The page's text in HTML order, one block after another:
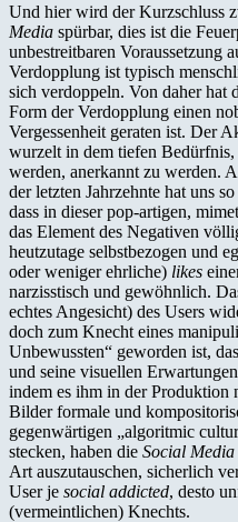
Und hier wird der Kurzschluss
Media spürbar, dies ist die
unbestreitbaren Voraussetzung
Verdopplung ist typisch
sich verdoppeln. Von daher hat
Form der Verdopplung einen
Vergessenheit geraten ist. Der
wurzelt in dem tiefen Bedürfnis,
werden, anerkannt zu werden.
der letzten Jahrzehnte hat uns
dass in dieser pop-artigen,
das Element des Negativen
heutzutage selbstbezogen und
oder weniger ehrliche) likes
narzisstisch und gewöhnlich.
echtes Angesicht) des Users
doch zum Knecht eines
Unbewussten“ geworden ist,
und seine visuellen
indem es ihm in der Produktion
Bilder formale und
gegenwärtigen „algoritmic
stecken, haben die Social Media
Art auszutauschen, sicherlich
User je social addicted, desto
(vermeintlichen) Knechts.